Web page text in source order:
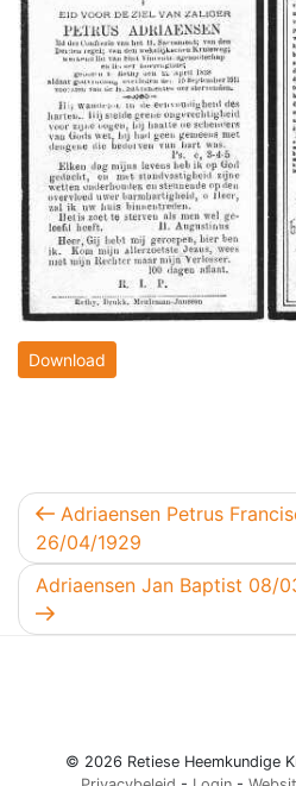
Download
Berichtnavigatie
Vorig bericht
Adriaensen Petrus
26/04/1929
Volgend bericht
Adriaensen Jan Baptist 08/
© 2026 Retiese Heemkundige